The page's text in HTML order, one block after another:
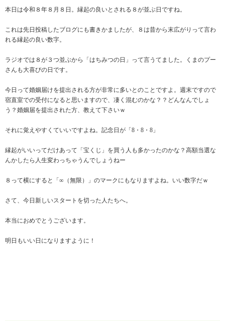
本日は令和８年８月８日。縁起の良いとされる８が並ぶ日ですね。
これは先日投稿したブログにも書きかましたが、８は昔から末広がりって言わ
れる縁起の良い数字。
ラジオでは８が３つ並ぶから「はちみつの日」って言うてました。くまのプー
さんも大喜びの日です。
今日って婚姻届けを提出される方が非常に多いとのことですよ。週末ですので
宿直室での受付になると思いますので、凄く混むのかな？？どんなんでしょ
う？婚姻届を提出された方、教えて下さいｗ
それに覚えやすくていいですよね。記念日が「8・8・8」
縁起がいいってだけあって「宝くじ」を買う人も多かったのかな？高額当選な
んかしたら人生変わっちゃうんでしょうねー
８って横にすると「∞（無限）」のマークにもなりますよね。いい数字だｗ
さて、今日新しいスタートを切った人たちへ。
本当におめでとうございます。
明日もいい日になりますように！